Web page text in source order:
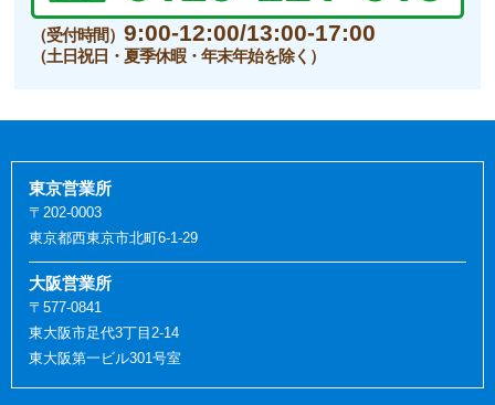
（受付時間）9:00-12:00/13:00-17:00
（土日祝日・夏季休暇・年末年始を除く）
東京営業所
〒202-0003
東京都西東京市北町6-1-29
大阪営業所
〒577-0841
東大阪市足代3丁目2-14
東大阪第一ビル301号室